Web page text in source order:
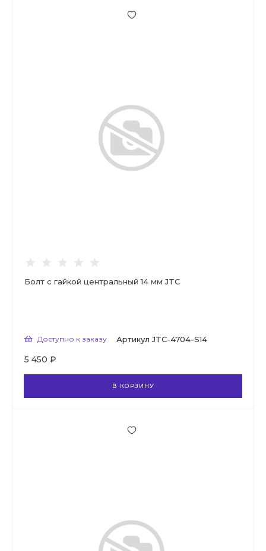
Болт с гайкой центральный 14 мм JTC
Доступно к заказу Артикул JTC-4704-S14
5 450 ₽
В КОРЗИНУ